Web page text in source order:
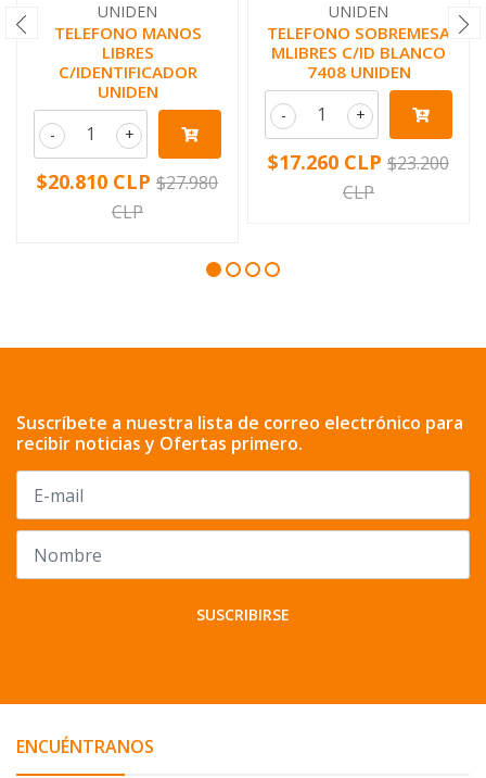
UNIDEN
TELEFONO MANOS
LIBRES
C/IDENTIFICADOR
UNIDEN
+
-
$20.810 CLP $27.980
CLP
UNIDEN
TELEFONO SOBREMESA
MLIBRES C/ID BLANCO
7408 UNIDEN
+
-
$17.260 CLP $23.200
CLP
Suscríbete a nuestra lista de correo electrónico para
recibir noticias y Ofertas primero.
SUSCRIBIRSE
ENCUÉNTRANOS